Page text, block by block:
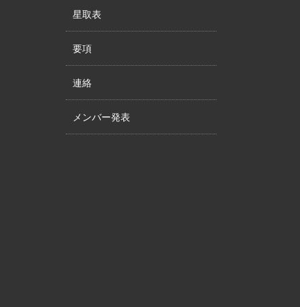
星取表
要項
連絡
メンバー発表